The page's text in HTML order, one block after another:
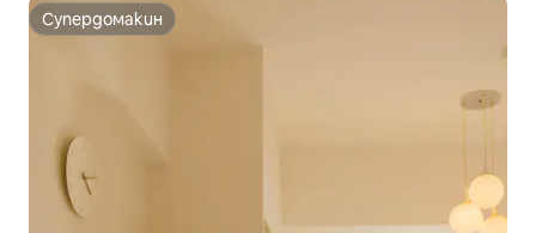
Супердомакин
Супердомакин